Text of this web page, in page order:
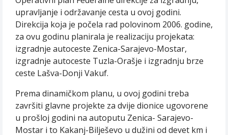
upravljanje i održavanje cesta u ovoj godini.
Direkcija koja je počela rad polovinom 2006. godine,
za ovu godinu planirala je realizaciju projekata:
izgradnje autoceste Zenica-Sarajevo-Mostar,
izgradnje autoceste Tuzla-Orašje i izgradnju brze
ceste Lašva-Donji Vakuf.
Prema dinamičkom planu, u ovoj godini treba
završiti glavne projekte za dvije dionice ugovorene
u prošloj godini na autoputu Zenica- Sarajevo-
Mostar i to Kakanj-Bilješevo u dužini od devet km i